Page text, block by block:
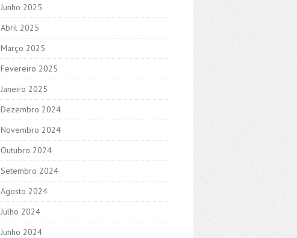
Junho 2025
Abril 2025
Março 2025
Fevereiro 2025
Janeiro 2025
Dezembro 2024
Novembro 2024
Outubro 2024
Setembro 2024
Agosto 2024
Julho 2024
Junho 2024